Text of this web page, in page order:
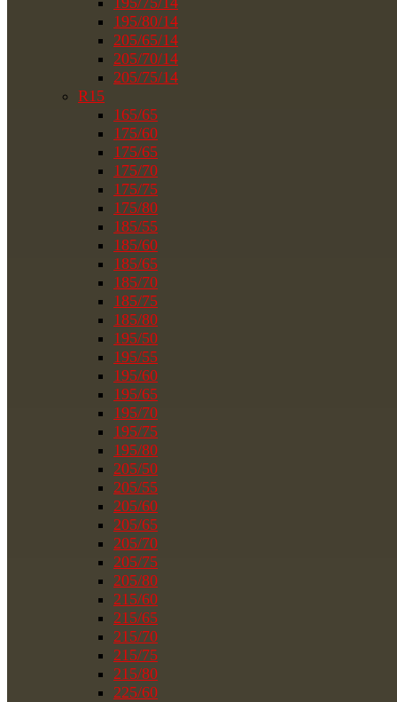
195/80/14
205/65/14
205/70/14
205/75/14
R15
165/65
175/60
175/65
175/70
175/75
175/80
185/55
185/60
185/65
185/70
185/75
185/80
195/50
195/55
195/60
195/65
195/70
195/75
195/80
205/50
205/55
205/60
205/65
205/70
205/75
205/80
215/60
215/65
215/70
215/75
215/80
225/60